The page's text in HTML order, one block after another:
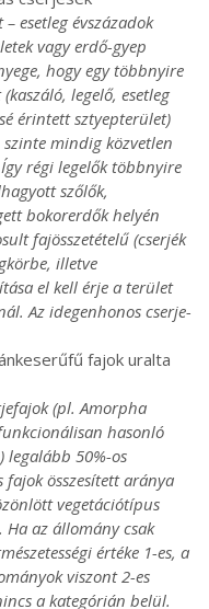
esetleg évszázadok
vagy erdő-gyep
hogy egy többnyire
legelő, esetleg
érintett sztyepterület)
szinte mindig közvetlen
régi legelők többnyire
szőlők,
bokorerdők helyén
fajösszetételű (cserjék
illetve
el kell érje a terület
Az idegenhonos cserje-
fajok uralta
(pl. Amorpha
hasonló
legalább 50%-os
összesített aránya
vegetációtípus
az állomány csak
értéke 1-es, a
viszont 2-es
a kategórián belül.